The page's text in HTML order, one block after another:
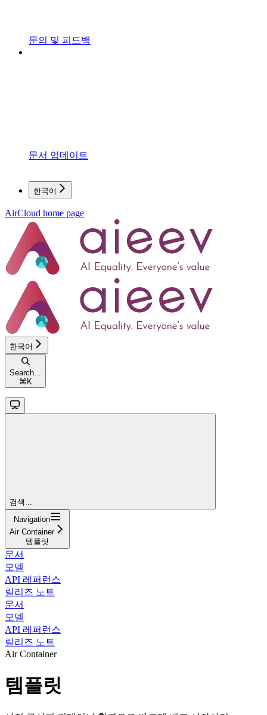
문의 및 피드백
문서 업데이트
한국어
AirCloud home page
한국어
Search...
⌘ K
검색...
Navigation
Air Container
템플릿
문서
모델
API 레퍼런스
릴리즈 노트
문서
모델
API 레퍼런스
릴리즈 노트
Air Container
템플릿